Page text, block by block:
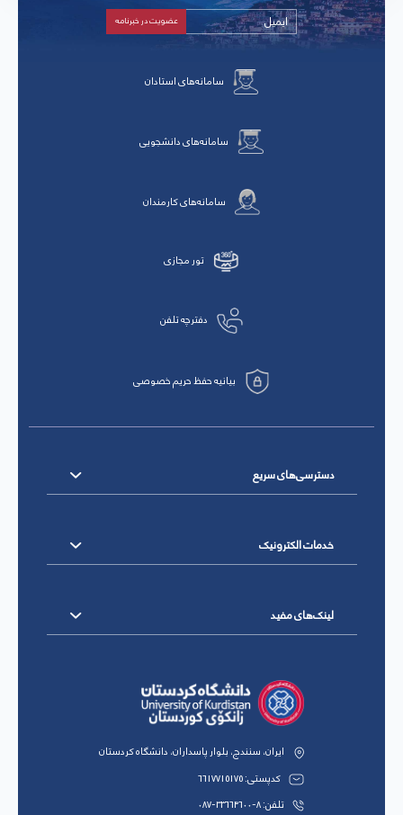
سامانه‌های استادان
سامانه‌های دانشجویی
سامانه‌های کارمندان
تور مجازی
دفترچه تلفن
بیانیه حفظ حریم خصوصی
دسترسی‌های سریع
خدمات الکترونیک
لینک‌های مفید
ایران، سنندج، بلوار پاسداران، دانشگاه کردستان
کدپستی: 6617715175
تلفن: 8-33664600-087